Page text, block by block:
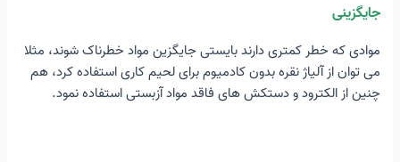
جایگزینی
موادی که خطر کمتری دارند بایستی جایگزین مواد خطرناک شوند، مثلا
می توان از آلیاژ نقره بدون کادمیوم برای لحیم کاری استفاده کرد، هم
چنین از الکترود و دستکش های فاقد مواد آزبستی استفاده نمود.